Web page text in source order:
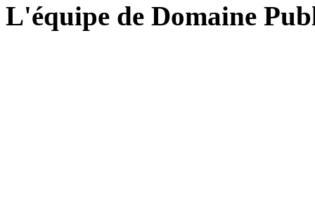
L'équipe de Domaine